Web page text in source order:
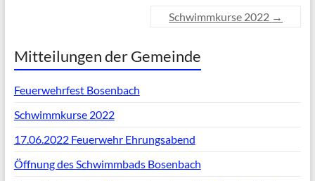
Schwimmkurse 2022 →
Mitteilungen der Gemeinde
Feuerwehrfest Bosenbach
Schwimmkurse 2022
17.06.2022 Feuerwehr Ehrungsabend
Öffnung des Schwimmbads Bosenbach